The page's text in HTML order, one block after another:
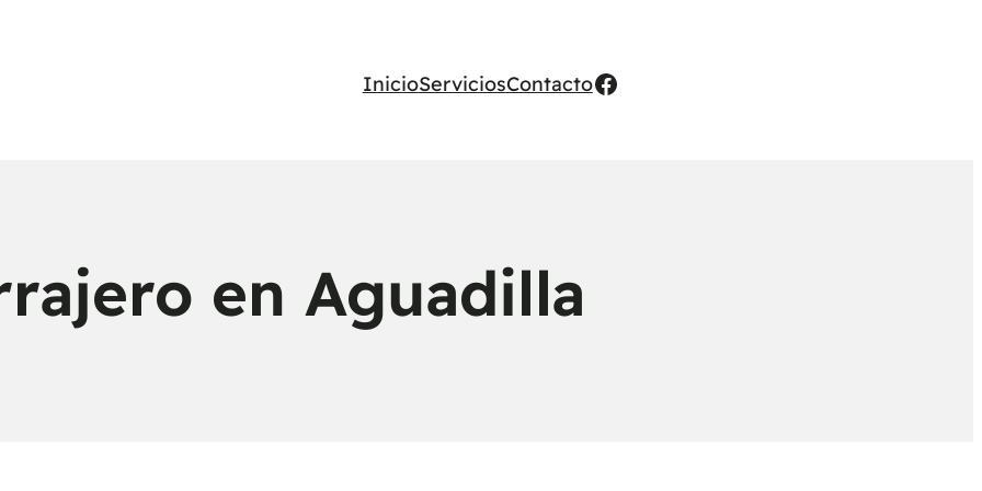
InicioServiciosContactoFacebook
en Aguadilla